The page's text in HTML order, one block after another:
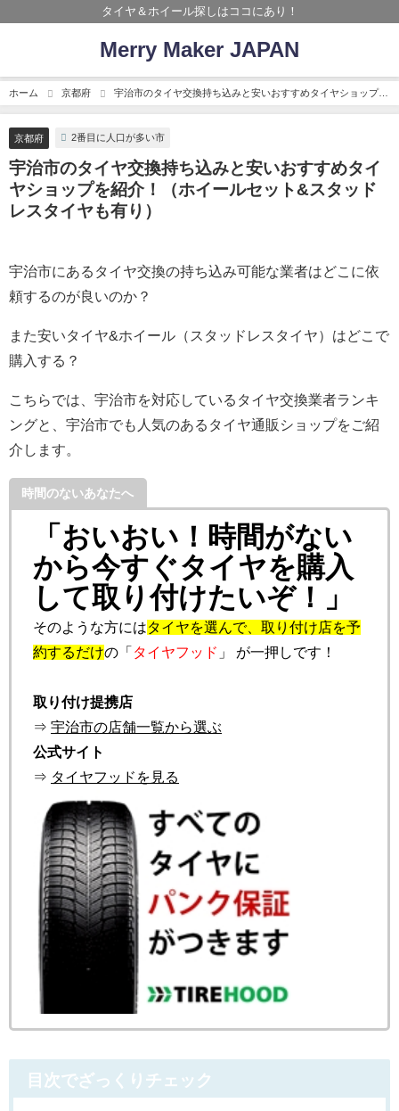
タイヤ＆ホイール探しはココにあり！
Merry Maker JAPAN
ホーム 京都府
宇治市のタイヤ交換持ち込みと安いおすすめタイヤショップを
紹介！（ホイールセット&スタッドレスタイヤも有り）
京都府 2番目に人口が多い市
宇治市のタイヤ交換持ち込みと安いおすすめタイ
ヤショップを紹介！（ホイールセット&スタッド
レスタイヤも有り）
宇治市にあるタイヤ交換の持ち込み可能な業者はどこに依
頼するのが良いのか？
また安いタイヤ&ホイール（スタッドレスタイヤ）はどこで
購入する？
こちらでは、宇治市を対応しているタイヤ交換業者ランキ
ングと、宇治市でも人気のあるタイヤ通販ショップをご紹
介します。
時間のないあなたへ
「おいおい！時間がない
から今すぐタイヤを購入
して取り付けたいぞ！」
そのような方にはタイヤを選んで、取り付け店を予
約するだけの「 タイヤフッド 」 が一押しです！
取り付け提携店
⇒ 宇治市の店舗一覧から選ぶ
公式サイト
⇒ タイヤフッドを見る
目次でざっくりチェック